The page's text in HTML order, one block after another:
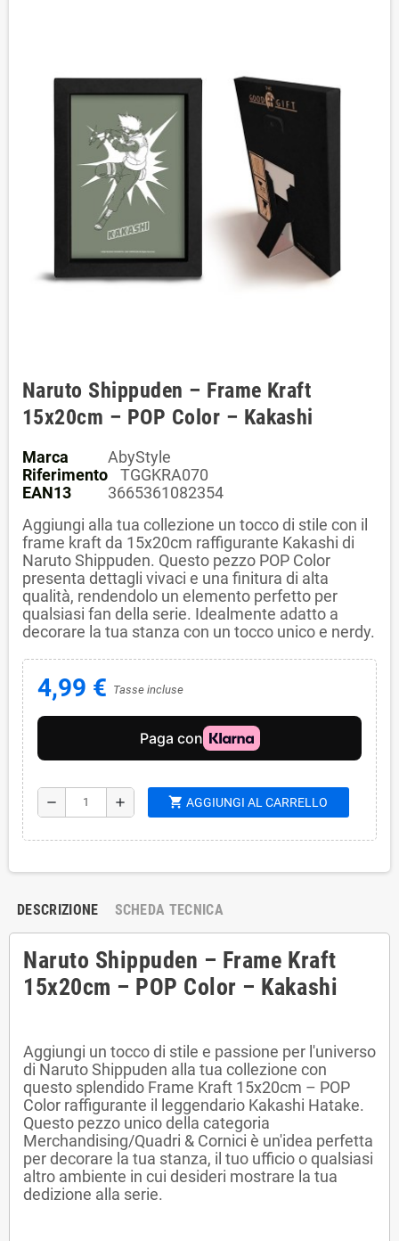
Naruto Shippuden – Frame Kraft
15x20cm – POP Color – Kakashi
Marca
AbyStyle
Riferimento
TGGKRA070
EAN13
3665361082354
Aggiungi alla tua collezione un tocco di stile con il
frame kraft da 15x20cm raffigurante Kakashi di
Naruto Shippuden. Questo pezzo POP Color
presenta dettagli vivaci e una finitura di alta
qualità, rendendolo un elemento perfetto per
qualsiasi fan della serie. Idealmente adatto a
decorare la tua stanza con un tocco unico e nerdy.
4,99 € Tasse incluse
remove add shopping_cart AGGIUNGI AL CARRELLO
DESCRIZIONE SCHEDA TECNICA
Naruto Shippuden – Frame Kraft
15x20cm – POP Color – Kakashi
Aggiungi un tocco di stile e passione per l'universo
di Naruto Shippuden alla tua collezione con
questo splendido Frame Kraft 15x20cm – POP
Color raffigurante il leggendario Kakashi Hatake.
Questo pezzo unico della categoria
Merchandising/Quadri & Cornici è un'idea perfetta
per decorare la tua stanza, il tuo ufficio o qualsiasi
altro ambiente in cui desideri mostrare la tua
dedizione alla serie.